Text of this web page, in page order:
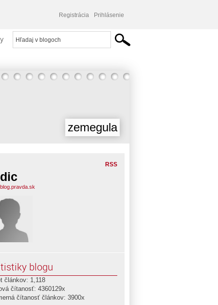
Registrácia Prihlásenie
zemegula
RSS
blogu
článkov: 1,118
čítanosť: 4360129x
čítanosť článkov: 3900x